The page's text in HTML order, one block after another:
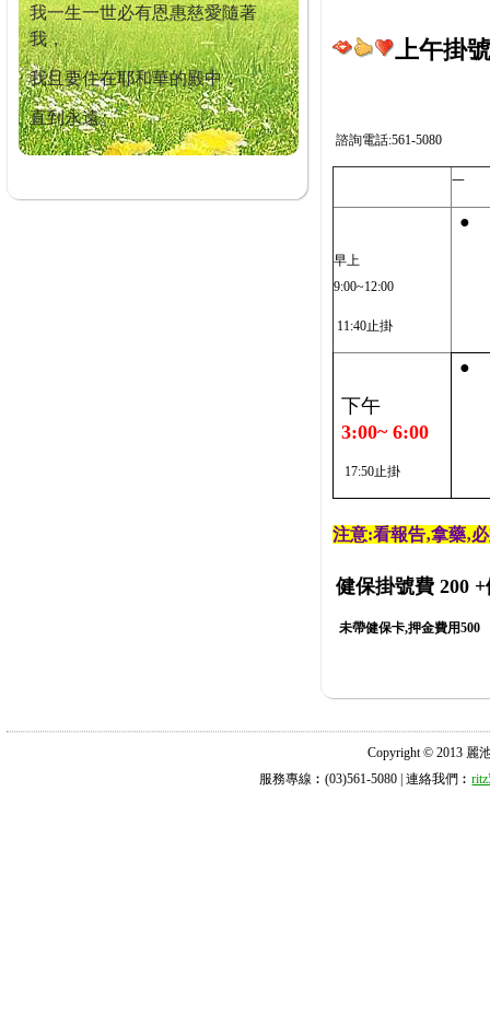
我一生一世必有恩惠慈愛隨著
我，
我且要住在耶和華的殿中，
直到永遠。
上午掛
諮詢電話:561-5080
一
早上
9:00~12:00
11:40止掛
●
下午
3:00~ 6:00
17:50止掛
●
注意:看報告‚拿藥‚
健保掛號費 200 +
未帶健保卡,押金費用500
Copyright © 2013 麗
服務專線︰(03)561-5080 | 連絡我們︰